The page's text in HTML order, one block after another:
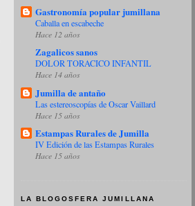
Gastronomía popular jumillana
Caballa en escabeche
Hace 12 años
Zagalicos sanos
DOLOR TORACICO INFANTIL
Hace 14 años
Jumilla de antaño
Las estereoscopías de Oscar Vaillard
Hace 15 años
Estampas Rurales de Jumilla
IV Edición de las Estampas Rurales
Hace 15 años
LA BLOGOSFERA JUMILLANA